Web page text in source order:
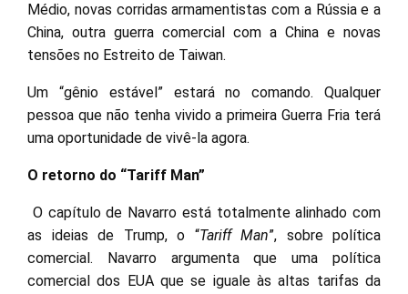
Médio, novas corridas armamentistas com a Rússia e a
China, outra guerra comercial com a China e novas
tensões no Estreito de Taiwan.
Um “gênio estável” estará no comando. Qualquer
pessoa que não tenha vivido a primeira Guerra Fria terá
uma oportunidade de vivê-la agora.
O retorno do “Tariff Man”
O capítulo de Navarro está totalmente alinhado com
as ideias de Trump, o “Tariff Man”, sobre política
comercial. Navarro argumenta que uma política
comercial dos EUA que se iguale às altas tarifas da